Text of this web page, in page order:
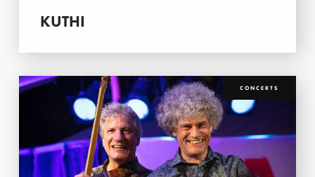
KUTHI
CONCERTS